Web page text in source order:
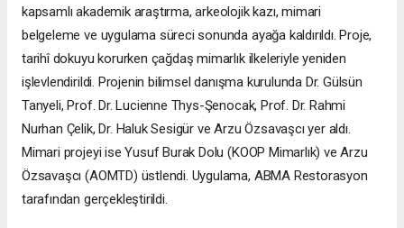
kapsamlı akademik araştırma, arkeolojik kazı, mimari
belgeleme ve uygulama süreci sonunda ayağa kaldırıldı. Proje,
tarihî dokuyu korurken çağdaş mimarlık ilkeleriyle yeniden
işlevlendirildi. Projenin bilimsel danışma kurulunda Dr. Gülsün
Tanyeli, Prof. Dr. Lucienne Thys-Şenocak, Prof. Dr. Rahmi
Nurhan Çelik, Dr. Haluk Sesigür ve Arzu Özsavaşcı yer aldı.
Mimari projeyi ise Yusuf Burak Dolu (KOOP Mimarlık) ve Arzu
Özsavaşcı (AOMTD) üstlendi. Uygulama, ABMA Restorasyon
tarafından gerçekleştirildi.